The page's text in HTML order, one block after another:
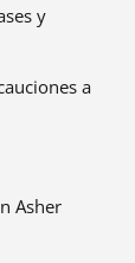
y
a
Asher